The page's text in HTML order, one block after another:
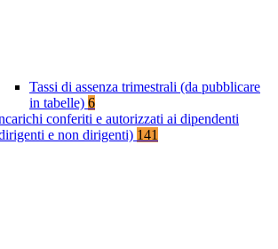
Tassi di assenza trimestrali (da pubblicare
in tabelle) 6
conferiti e autorizzati ai dipendenti
e non dirigenti) 141